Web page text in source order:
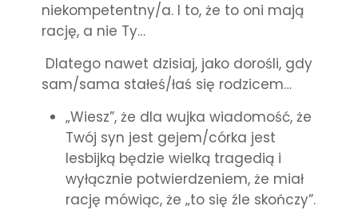
niekompetentny/a. I to, że to oni mają
rację, a nie Ty…
Dlatego nawet dzisiaj, jako dorośli, gdy
sam/sama stałeś/łaś się rodzicem…
„Wiesz”, że dla wujka wiadomość, że
Twój syn jest gejem/córka jest
lesbijką będzie wielką tragedią i
wyłącznie potwierdzeniem, że miał
rację mówiąc, że „to się źle skończy”.